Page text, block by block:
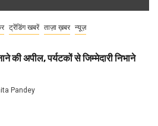
ट्रेंडिंग खबरें ताज़ा ख़बर न्यूज़
की अपील, पर्यटकों से जिम्मेदारी निभाने
Pandey